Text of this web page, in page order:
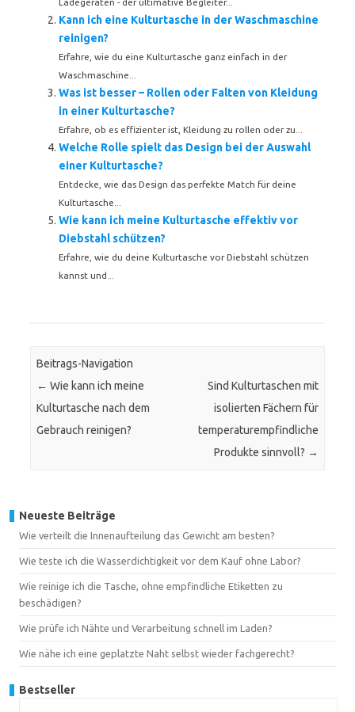
Kann ich eine Kulturtasche in der Waschmaschine
reinigen?
Erfahre, wie du eine Kulturtasche ganz einfach in der
Waschmaschine...
Was ist besser – Rollen oder Falten von Kleidung
in einer Kulturtasche?
Erfahre, ob es effizienter ist, Kleidung zu rollen oder zu...
Welche Rolle spielt das Design bei der Auswahl
einer Kulturtasche?
Entdecke, wie das Design das perfekte Match für deine
Kulturtasche...
Wie kann ich meine Kulturtasche effektiv vor
Diebstahl schützen?
Erfahre, wie du deine Kulturtasche vor Diebstahl schützen
kannst und...
Beitrags-Navigation
← Wie kann ich meine
Kulturtasche nach dem
Gebrauch reinigen?
Sind Kulturtaschen mit
isolierten Fächern für
temperaturempfindliche
Produkte sinnvoll? →
Neueste Beiträge
Wie verteilt die Innenaufteilung das Gewicht am besten?
Wie teste ich die Wasserdichtigkeit vor dem Kauf ohne Labor?
Wie reinige ich die Tasche, ohne empfindliche Etiketten zu
beschädigen?
Wie prüfe ich Nähte und Verarbeitung schnell im Laden?
Wie nähe ich eine geplatzte Naht selbst wieder fachgerecht?
Bestseller